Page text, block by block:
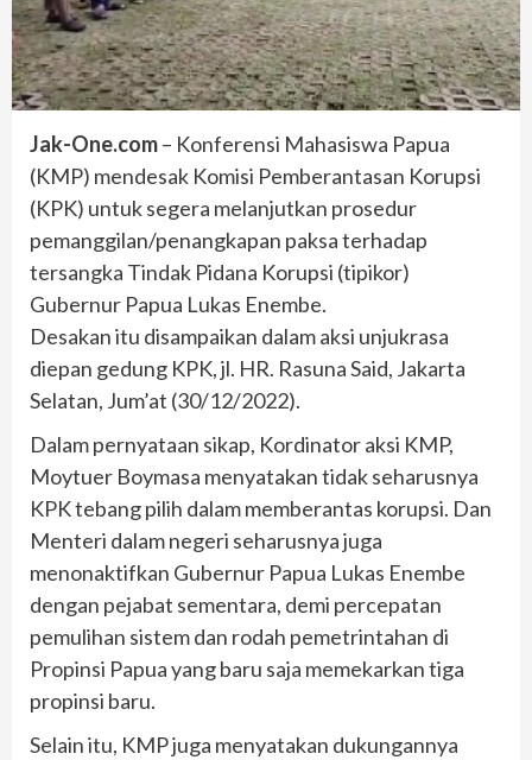
Jak-One.com– Konferensi Mahasiswa Papua
(KMP) mendesak Komisi Pemberantasan Korupsi
(KPK) untuk segera melanjutkan prosedur
pemanggilan/penangkapan paksa terhadap
tersangka Tindak Pidana Korupsi (tipikor)
Gubernur Papua Lukas Enembe.
Desakan itu disampaikan dalam aksi unjukrasa
diepan gedung KPK, jl. HR. Rasuna Said, Jakarta
Selatan, Jum’at (30/12/2022).
Dalam pernyataan sikap, Kordinator aksi KMP,
Moytuer Boymasa menyatakan tidak seharusnya
KPK tebang pilih dalam memberantas korupsi. Dan
Menteri dalam negeri seharusnya juga
menonaktifkan Gubernur Papua Lukas Enembe
dengan pejabat sementara, demi percepatan
pemulihan sistem dan rodah pemetrintahan di
Propinsi Papua yang baru saja memekarkan tiga
propinsi baru.
Selain itu, KMP juga menyatakan dukungannya